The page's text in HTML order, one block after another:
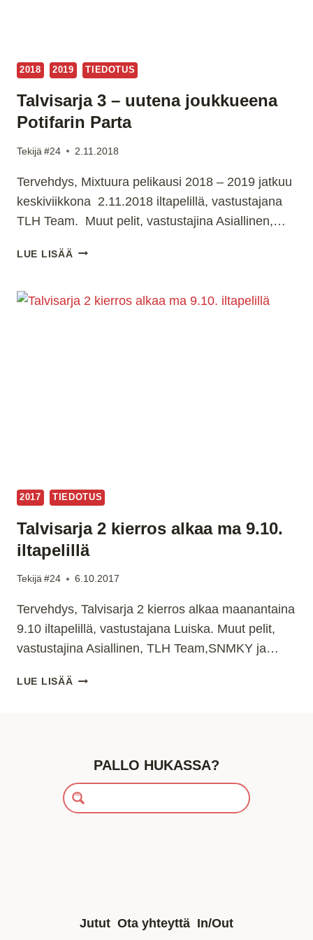
2018 2019 TIEDOTUS
Talvisarja 3 – uutena joukkueena
Potifarin Parta
Tekijä #24 2.11.2018
Tervehdys, Mixtuura pelikausi 2018 – 2019 jatkuu
keskiviikkona 2.11.2018 iltapelillä, vastustajana
TLH Team. Muut pelit, vastustajina Asiallinen,…
LUE LISÄÄ TALVISARJA
UUTENA
2017 TIEDOTUS
Talvisarja 2 kierros alkaa ma 9.10.
iltapelillä
Tekijä#24 6.10.2017
Tervehdys, Talvisarja 2 kierros alkaa maanantaina
9.10 iltapelillä, vastustajana Luiska. Muut pelit,
vastustajina Asiallinen, TLH Team,SNMKY ja…
LUE LISÄÄ TALVISARJA
9.10.PALLO HUKASSA?
Jutut Ota yhteyttä In/Out